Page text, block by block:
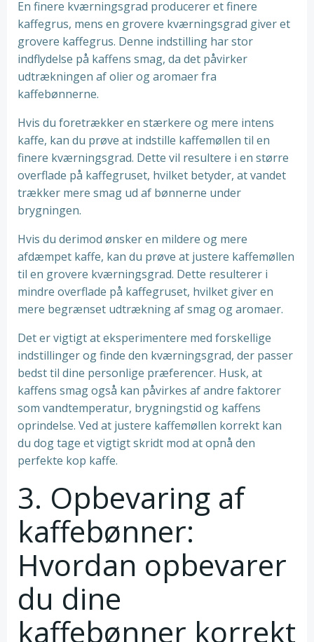
En finere kværningsgrad producerer et finere
kaffegrus, mens en grovere kværningsgrad giver et
grovere kaffegrus. Denne indstilling har stor
indflydelse på kaffens smag, da det påvirker
udtrækningen af olier og aromaer fra
kaffebønnerne.
Hvis du foretrækker en stærkere og mere intens
kaffe, kan du prøve at indstille kaffemøllen til en
finere kværningsgrad. Dette vil resultere i en større
overflade på kaffegruset, hvilket betyder, at vandet
trækker mere smag ud af bønnerne under
brygningen.
Hvis du derimod ønsker en mildere og mere
afdæmpet kaffe, kan du prøve at justere kaffemøllen
til en grovere kværningsgrad. Dette resulterer i
mindre overflade på kaffegruset, hvilket giver en
mere begrænset udtrækning af smag og aromaer.
Det er vigtigt at eksperimentere med forskellige
indstillinger og finde den kværningsgrad, der passer
bedst til dine personlige præferencer. Husk, at
kaffens smag også kan påvirkes af andre faktorer
som vandtemperatur, brygningstid og kaffens
oprindelse. Ved at justere kaffemøllen korrekt kan
du dog tage et vigtigt skridt mod at opnå den
perfekte kop kaffe.
3. Opbevaring af
kaffebønner:
Hvordan opbevarer
du dine
kaffebønner korrekt